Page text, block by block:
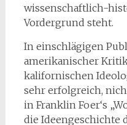
wissenschaftlich-
Vordergrund steht.
In einschlägigen
amerikanischer
kalifornischen
sehr erfolgreich,
in Franklin Foer‘s
die Ideengeschichte